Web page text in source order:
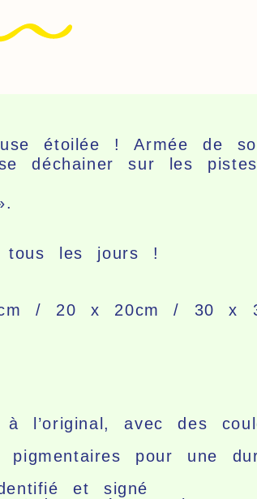
étoilée ! Armée de
déchainer sur les
tous les jours !
/ 20 x 20cm / 30 x
l’original, avec des
pour une
et signé